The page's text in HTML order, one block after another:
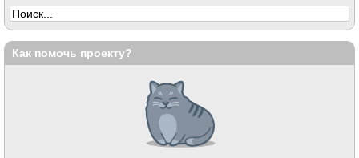
Как помочь проекту?